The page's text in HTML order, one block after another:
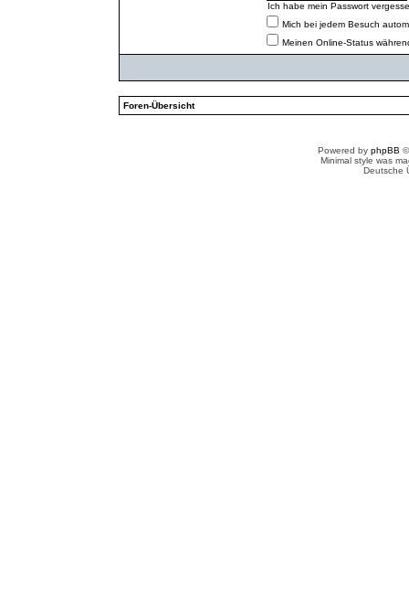
Ich habe mein Passwort
Mich bei jedem Besuch
Meinen Online-Status
Foren-Übersicht
Powered by phpBB
Minimal style was
Deutsche